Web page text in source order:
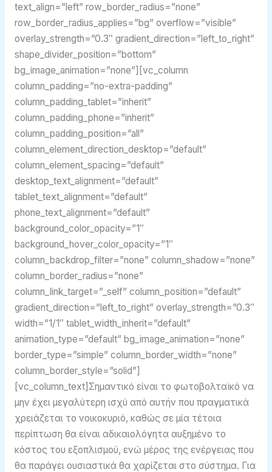
text_align=”left” row_border_radius=”none”
row_border_radius_applies=”bg” overflow=”visible”
overlay_strength=”0.3″ gradient_direction=”left_to_right”
shape_divider_position=”bottom”
bg_image_animation=”none”][vc_column
column_padding=”no-extra-padding”
column_padding_tablet=”inherit”
column_padding_phone=”inherit”
column_padding_position=”all”
column_element_direction_desktop=”default”
column_element_spacing=”default”
desktop_text_alignment=”default”
tablet_text_alignment=”default”
phone_text_alignment=”default”
background_color_opacity=”1″
background_hover_color_opacity=”1″
column_backdrop_filter=”none” column_shadow=”none”
column_border_radius=”none”
column_link_target=”_self” column_position=”default”
gradient_direction=”left_to_right” overlay_strength=”0.3″
width=”1/1″ tablet_width_inherit=”default”
animation_type=”default” bg_image_animation=”none”
border_type=”simple” column_border_width=”none”
column_border_style=”solid”]
[vc_column_text]Σημαντικό είναι το φωτοβολταϊκό να
μην έχει μεγαλύτερη ισχύ από αυτήν που πραγματικά
χρειάζεται το νοικοκυριό, καθώς σε μία τέτοια
περίπτωση θα είναι αδικαιολόγητα αυξημένο το
κόστος του εξοπλισμού, ενώ μέρος της ενέργειας που
θα παράγει ουσιαστικά θα χαρίζεται στο σύστημα. Για